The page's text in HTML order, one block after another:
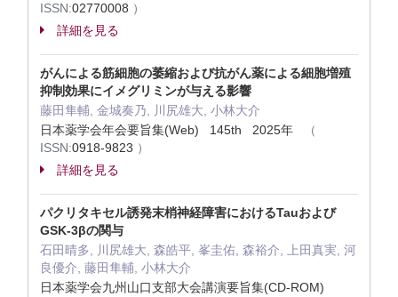
ISSN:02770008 ）
詳細を見る
がんによる筋細胞の萎縮および抗がん薬による細胞増殖
抑制効果にイメグリミンが与える影響
藤田隼輔, 金城奏乃, 川尻雄大, 小林大介
日本薬学会年会要旨集(Web) 145th 2025年
（
ISSN:0918-9823 ）
詳細を見る
パクリタキセル誘発末梢神経障害におけるTauおよび
GSK-3βの関与
石田晴多, 川尻雄大, 森皓平, 峯圭佑, 森裕介, 上田真実, 河
良優介, 藤田隼輔, 小林大介
日本薬学会九州山口支部大会講演要旨集(CD-ROM)